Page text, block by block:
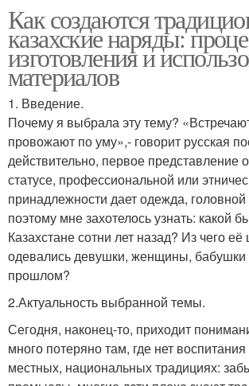
Как создаются
казахские наряды:
изготовления и
материалов
1. Введение.
Почему я выбрала эту тему?
провожают по уму»,- говорит русская
действительно, первое представление
статусе, профессиональной или
принадлежности дает одежда,
поэтому мне захотелось узнать: какой
Казахстане сотни лет назад? Из чего
одевались девушки, женщины, бабушки
прошлом?
2.Актуальность выбранной темы.
Сегодня, наконец-то, приходит
много потеряно там, где нет
местных, национальных традициях: